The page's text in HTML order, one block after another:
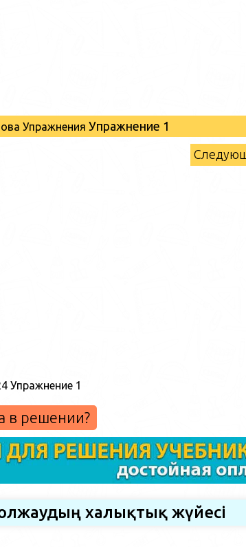
Упражнения Упражнение 1
в решении?
халықтық жүйесі